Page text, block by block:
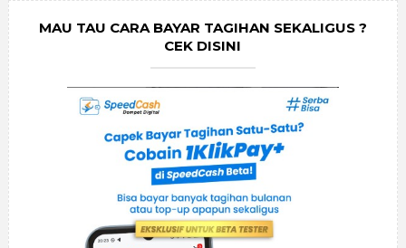
MAU TAU CARA BAYAR TAGIHAN SEKALIGUS ?
CEK DISINI